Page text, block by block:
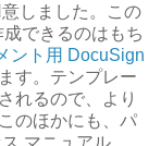
しました。この
できるのはもち
ント用 DocuSign
す。テンプレー
れるので、より
のほかにも、パ
マニュアル